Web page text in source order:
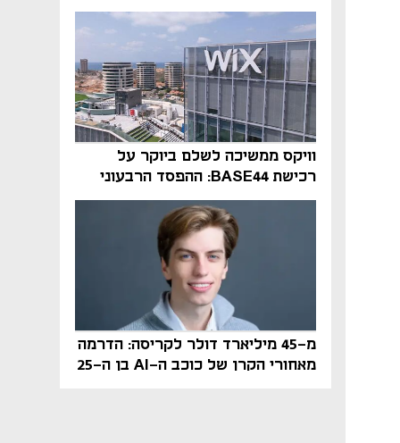
וויקס ממשיכה לשלם ביוקר על
רכישת BASE44: ההפסד הרבעוני
זינק ל-76 מיליון דולר
מ-45 מיליארד דולר לקריסה: הדרמה
מאחורי הקרן של כוכב ה-AI בן ה-25